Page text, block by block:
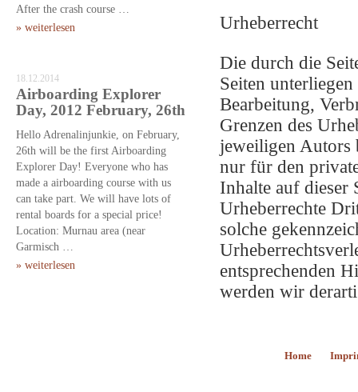
After the crash course …
» weiterlesen
18.12.2014
Airboarding Explorer
Day, 2012 February, 26th
Hello Adrenalinjunkie, on February,
26th will be the first Airboarding
Explorer Day! Everyone who has
made a airboarding course with us
can take part. We will have lots of
rental boards for a special price!
Location: Murnau area (near
Garmisch …
» weiterlesen
Urheberrecht
Die durch die
Seiten
Bearbeitung,
Grenzen des
jeweiligen Autors
nur für den
Inhalte auf dieser
Urheberrechte
solche
entsprechenden
werden wir
Home